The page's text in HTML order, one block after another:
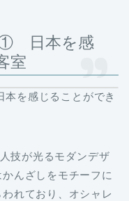
① 日本を感
室
を感じることができ
技が光るモダンデザ
んざしをモチーフに
れており、オシャレ